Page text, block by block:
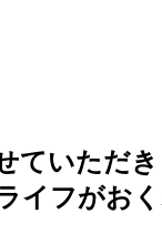
ていただき
イフがお